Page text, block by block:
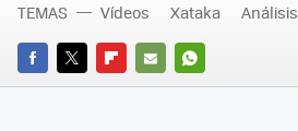
FACEBOOK
TWITTERFLIPBOARD
E-
WHATSAPP
TEMAS Vídeos Xataka Análisis